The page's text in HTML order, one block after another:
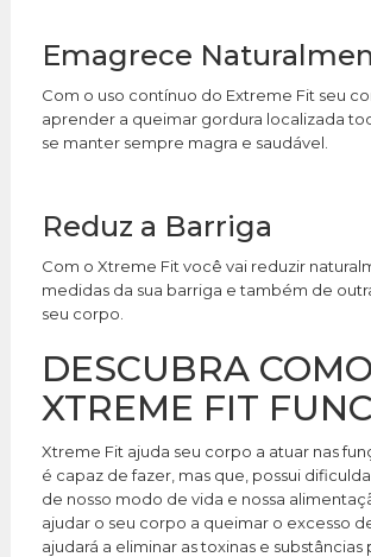
Emagrece
Com o uso contínuo do Extreme Fit seu
aprender a queimar gordura localizada
se manter sempre magra e saudável.
Reduz a Barriga
Com o Xtreme Fit você vai reduzir
medidas da sua barriga e também de
seu corpo.
DESCUBRA COMO
XTREME FIT
Xtreme Fit ajuda seu corpo a atuar nas
é capaz de fazer, mas que, possui
de nosso modo de vida e nossa
ajudar o seu corpo a queimar o excesso
ajudará a eliminar as toxinas e